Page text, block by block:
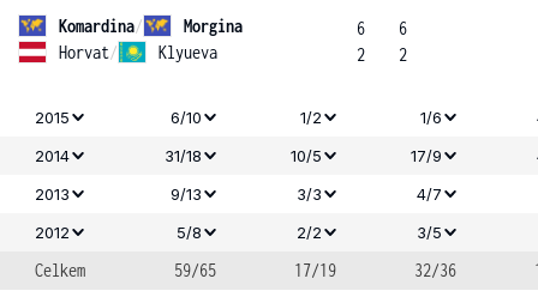
Komardina/
Morgina
Horvat/ Klyueva
6
2
6
2
2015 6/10 1/2 1/6
2014
31/18 10/5 17/9
2013
9/13 3/3 4/7
2012
5/8 2/2 3/5
Celkem 59/65 17/19 32/36